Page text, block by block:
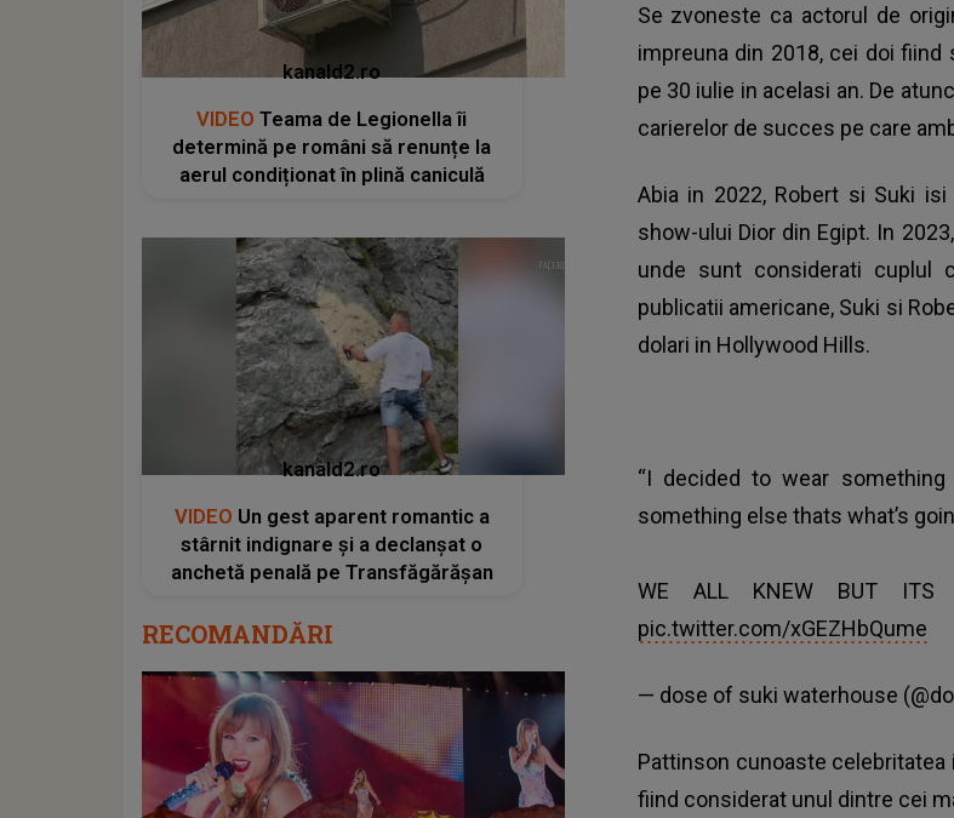
Se zvoneste ca actorul de
impreuna din 2018, cei doi
pe 30 iulie in acelasi an. De
carierelor de succes pe care
Abia in 2022, Robert si Suki
show-ului Dior din Egipt. In
unde sunt considerati cuplul
publicatii americane, Suki si
dolari in Hollywood Hills.
“I decided to wear
something else thats what’s
WE ALL KNEW BUT ITS
pic.twitter.com/xGEZHbQume
— dose of suki waterhouse
Pattinson cunoaste
fiind considerat unul dintre cei
kanald2.ro
VIDEO Teama de Legionella îi
determină pe români să renunțe la
aerul condiționat în plină caniculă
kanald2.ro
VIDEO Un gest aparent romantic a
stârnit indignare și a declanșat o
anchetă penală pe Transfăgărășan
RECOMANDĂRI